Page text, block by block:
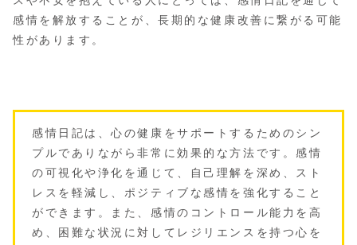
感情を解放することが、長期的な健康改善に繋がる可能
性があります。
感情日記は、心の健康をサポートするためのシン
プルでありながら非常に効果的な方法です。感情
の可視化や浄化を通じて、自己理解を深め、スト
レスを軽減し、ポジティブな感情を強化すること
ができます。また、感情のコントロール能力を高
め、困難な状況に対してレジリエンスを持つ心を